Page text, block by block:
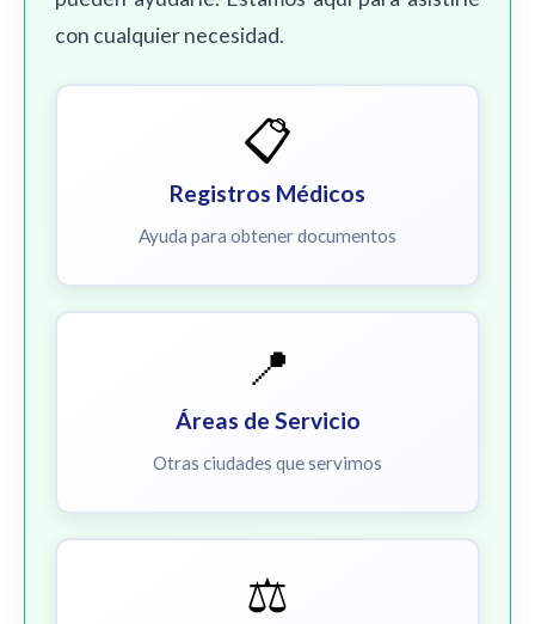
con cualquier necesidad.
📋
Registros Médicos
Ayuda para obtener documentos
📍
Áreas de Servicio
Otras ciudades que servimos
⚖️